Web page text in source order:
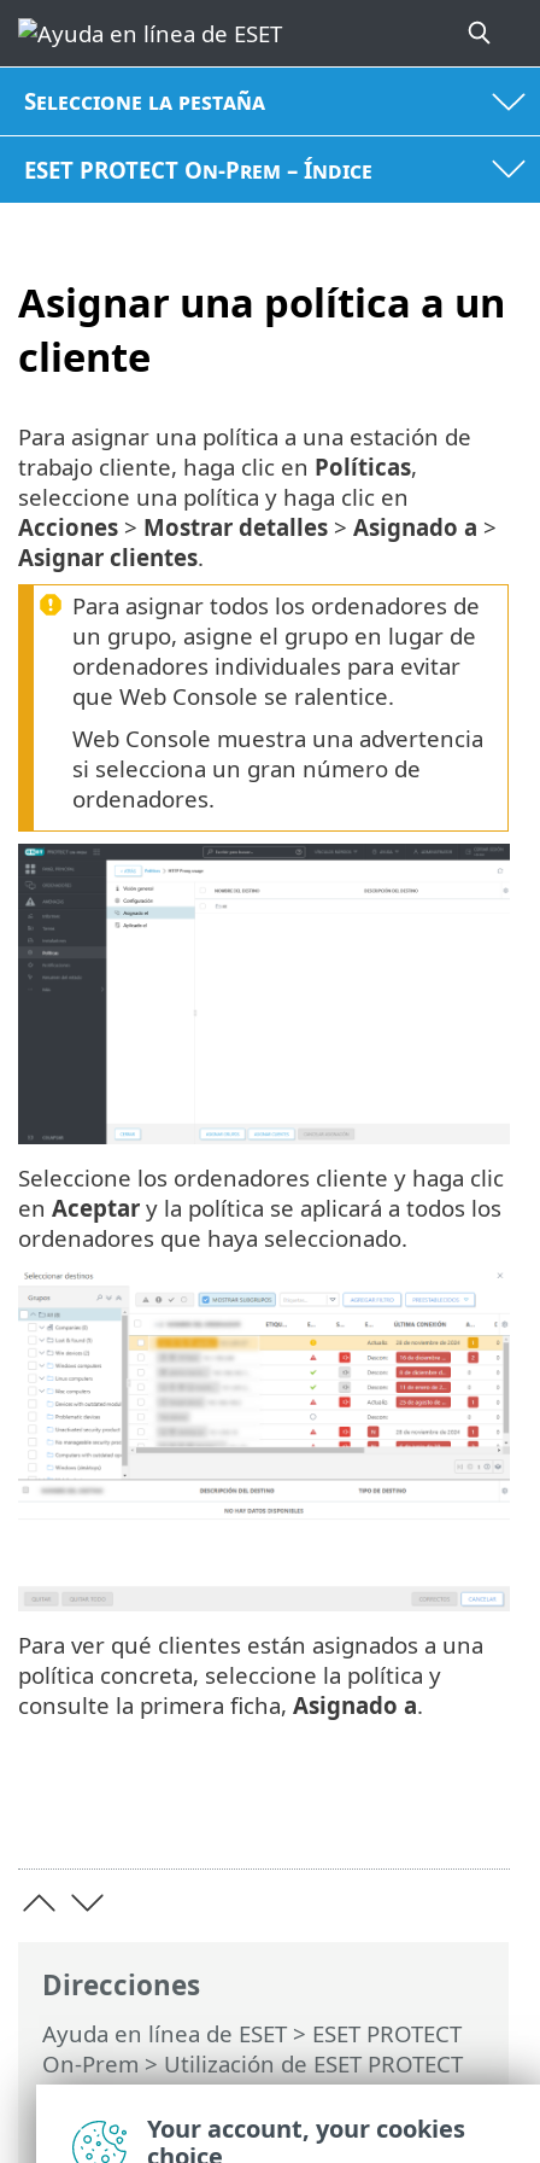
Seleccione la pestaña
ESET PROTECT On-Prem – Índice
Asignar una política a un
cliente
Direcciones
Ayuda en línea de ESET> ESET PROTECT
On-Prem>Utilización de ESET PROTECT
On-Prem>ESET PROTECT On-Prem Menú
principal
>Políticas> Asignar una política
a un cliente
Para asignar una política a una estación de
trabajo cliente, haga clic en Políticas,
seleccione una política y haga clic en
Acciones > Mostrar detalles > Asignado a >
Asignar clientes.
Para asignar todos los ordenadores de
un grupo, asigne el grupo en lugar de
ordenadores individuales para evitar
que Web Console se ralentice.
Web Console muestra una advertencia
si selecciona un gran número de
ordenadores.
Seleccione los ordenadores cliente y haga clic
en Aceptar y la política se aplicará a todos los
ordenadores que haya seleccionado.
Para ver qué clientes están asignados a una
política concreta, seleccione la política y
consulte la primera ficha, Asignado a.
Your account, your cookies
choice